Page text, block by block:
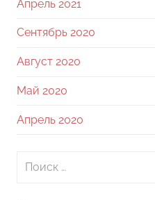
Апрель 2021
Сентябрь 2020
Август 2020
Май 2020
Апрель 2020
Поиск